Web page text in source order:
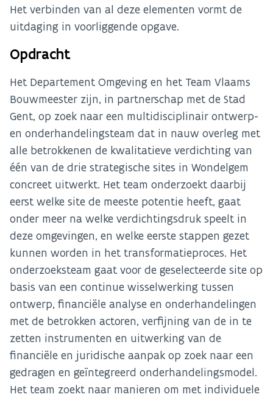
Het verbinden van al deze elementen vormt de
uitdaging in voorliggende opgave.
Opdracht
Het Departement Omgeving en het Team Vlaams
Bouwmeester zijn, in partnerschap met de Stad
Gent, op zoek naar een multidisciplinair ontwerp-
en onderhandelingsteam dat in nauw overleg met
alle betrokkenen de kwalitatieve verdichting van
één van de drie strategische sites in Wondelgem
concreet uitwerkt. Het team onderzoekt daarbij
eerst welke site de meeste potentie heeft, gaat
onder meer na welke verdichtingsdruk speelt in
deze omgevingen, en welke eerste stappen gezet
kunnen worden in het transformatieproces. Het
onderzoeksteam gaat voor de geselecteerde site op
basis van een continue wisselwerking tussen
ontwerp, financiële analyse en onderhandelingen
met de betrokken actoren, verfijning van de in te
zetten instrumenten en uitwerking van de
financiële en juridische aanpak op zoek naar een
gedragen en geïntegreerd onderhandelingsmodel.
Het team zoekt naar manieren om met individuele